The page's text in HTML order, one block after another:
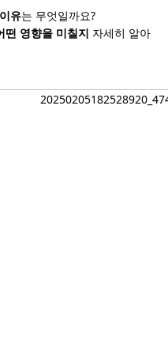
유는 무엇일까요?
떤 영향을 미칠지 자세히 알아